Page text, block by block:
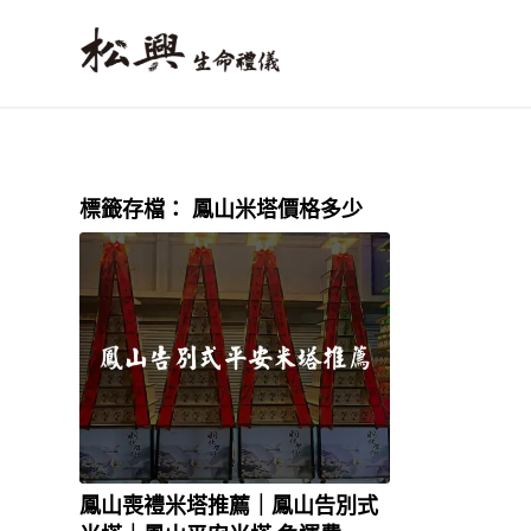
標籤存檔： 鳳山米塔價格多少
鳳山喪禮米塔推薦｜鳳山告別式